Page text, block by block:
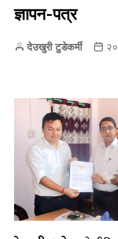
ज्ञापन-पत्र
देउखुरी टुडेकर्मी